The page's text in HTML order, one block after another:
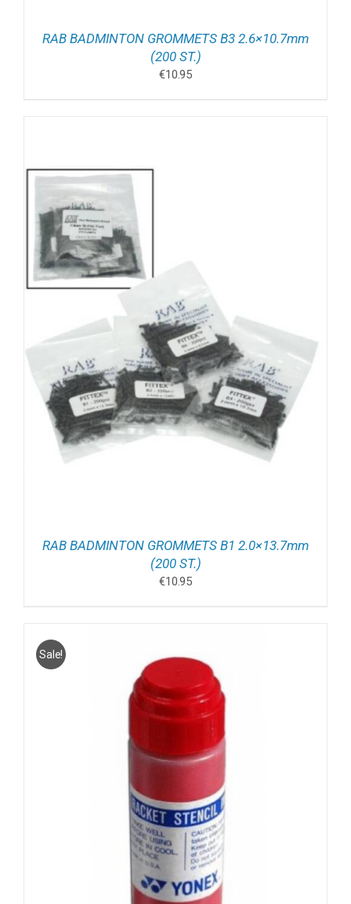
RAB BADMINTON GROMMETS B3 2.6×10.7mm
(200 ST.)
€10.95
RAB BADMINTON GROMMETS B1 2.0×13.7mm
(200 ST.)
€10.95
Sale!